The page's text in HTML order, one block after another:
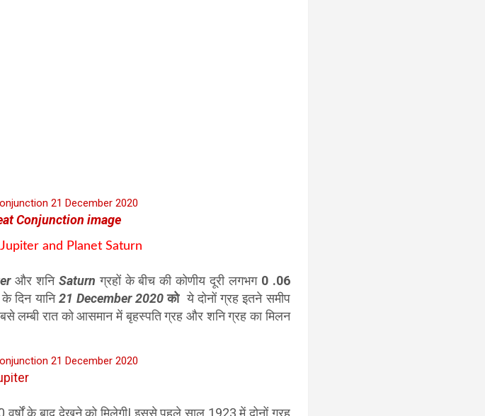
Conjunction image
and Planet Saturn
और शनि Saturnग्रहों के बीच की कोणीय दूरी लगभग 0 .06
दिन यानि21 December 2020को ये दोनों ग्रह इतने समीप
लम्बी रात को आसमान में बृहस्पति ग्रह और शनि ग्रह का मिलन
के बाद देखने को मिलेगी| इससे पहले साल 1923 में दोनों ग्रह